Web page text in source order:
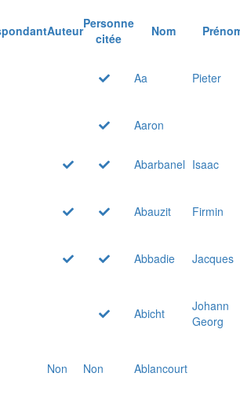
AuteurPersonne
citée
Nom
Aa Pieter
Aaron
Abarbanel Isaac
Abauzit
Firmin
Abbadie
Jacques
Abicht
Johann
Georg
Non Non
Ablancourt